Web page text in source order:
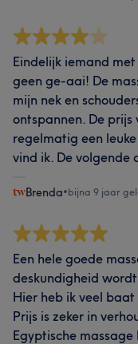
Eindelijk iemand
geen ge-aai! De
mijn nek en
ontspannen. De
regelmatig een
vind ik. De
Brenda•bijna 9 jaar
Een hele goede
deskundigheid
Hier heb ik veel
Prijs is zeker in
Egyptische massage